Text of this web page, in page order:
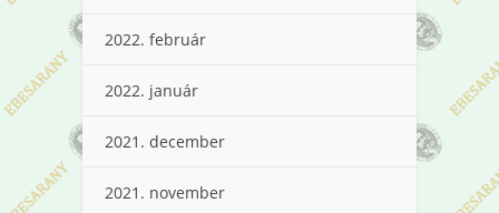
2022. február
2022. január
2021. december
2021. november